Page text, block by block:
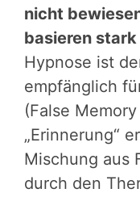
nicht
basieren
Hypnose ist
empfänglich
(False
„Erinnerung“
Mischung aus
durch den